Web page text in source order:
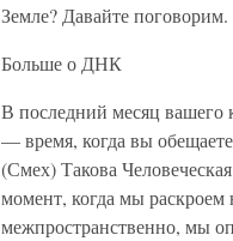
Земле? Давайте поговорим.
Больше о ДНК
В последний месяц вашего
— время, когда вы
(Смех) Такова
момент, когда мы
межпространственно, мы